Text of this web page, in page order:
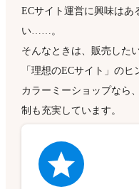
ECサイト運営に興味はあ
い……。
そんなときは、販売した
「理想のECサイト」の
カラーミーショップなら
制も充実しています。